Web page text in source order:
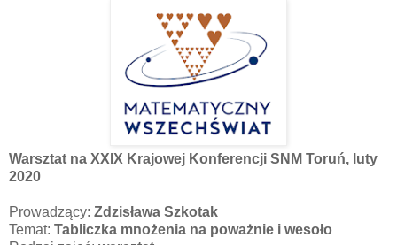
Warsztat na XXIX Krajowej Konferencji SNM Toruń, luty
2020
Prowadzący: Zdzisława Szkotak
Temat: Tabliczka mnożenia na poważnie i wesoło